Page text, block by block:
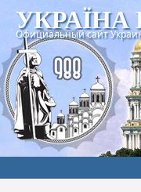
Официальный сайт